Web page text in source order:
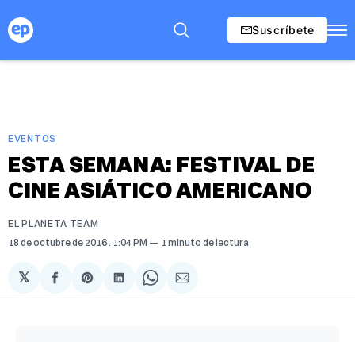
Suscríbete
EVENTOS
ESTA SEMANA: FESTIVAL DE
CINE ASIÁTICO AMERICANO
EL PLANETA TEAM
18 de octubre de 2016 . 1:04 PM 1 minuto de lectura
𝕏
Compartir
en
Share
on
Compartir
en
Share
on
Compartir
via